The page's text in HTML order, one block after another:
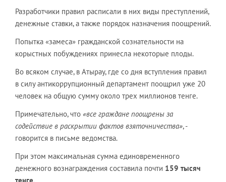
Разработчики правил расписали в них виды преступлений,
денежные ставки, а также порядок назначения поощрений.
Попытка «замеса» гражданской сознательности на
корыстных побуждениях принесла некоторые плоды.
Во всяком случае, в Атырау, где со дня вступления правил
в силу антикоррупционный департамент поощрил уже 20
человек на общую сумму около трех миллионов тенге.
Примечательно, что «все граждане поощрены за
содействие в раскрытии фактов взяточничества», -
говорится в письме ведомства.
При этом максимальная сумма единовременного
денежного вознаграждения составила почти 159 тысяч